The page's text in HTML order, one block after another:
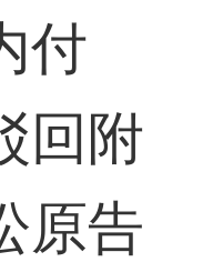
付
回附
原告